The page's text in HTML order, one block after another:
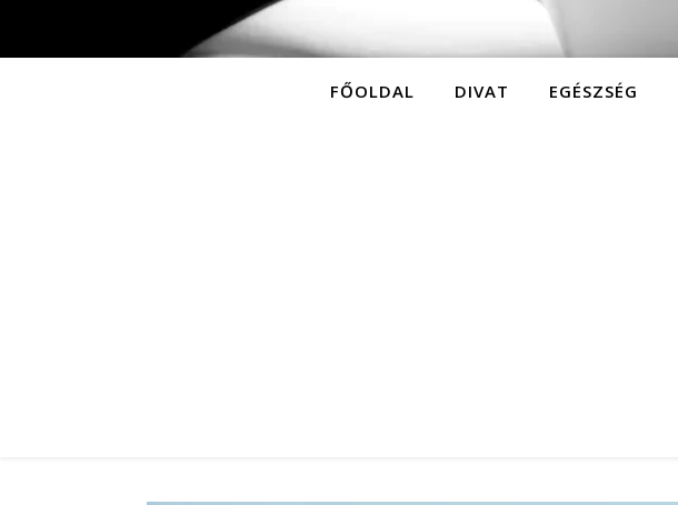
FŐOLDAL DIVAT EGÉSZSÉG